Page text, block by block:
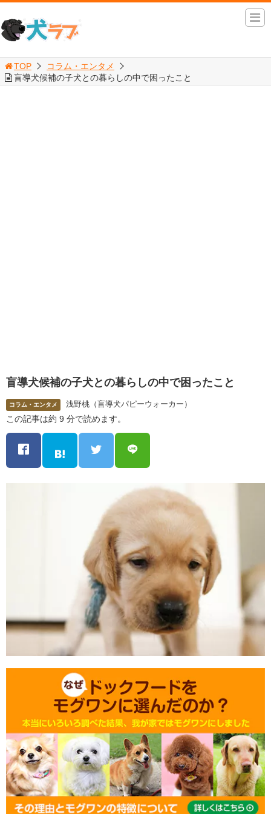
TOP
コラム・エンタメ
盲導犬候補の子犬との暮らしの中で困ったこと
盲導犬候補の子犬との暮らしの中で困ったこと
コラム・エンタメ 浅野桃（盲導犬パピーウォーカー）
この記事は約 9 分で読めます。